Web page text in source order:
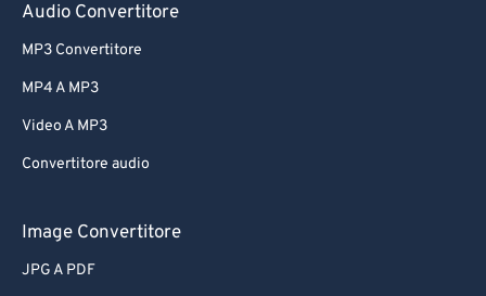
Audio Convertitore
MP3 Convertitore
MP4 A MP3
Video A MP3
Convertitore audio
Image Convertitore
JPG A PDF